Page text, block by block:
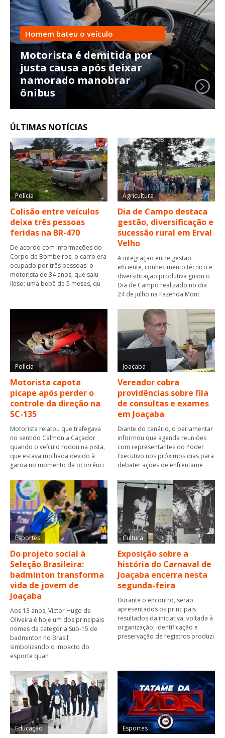
Homem bateu o veículo
Motorista é demitida por
justa causa após deixar
namorado manobrar
ônibus
ÚLTIMAS NOTÍCIAS
Polícia
Colisão entre veículos
deixa três pessoas
feridas na BR-470
De acordo com informações do
Corpo de Bombeiros, o carro era
ocupado por três pessoas: o
motorista de 34 anos, que saiu
ileso; uma bebê de 5 meses, qu
Agricultura
Dia de Campo destaca
gestão, diversificação e
sucessão rural em Erval
Velho
A integração entre gestão
eficiente, conhecimento técnico e
diversificação produtiva guiou o
Dia de Campo realizado no dia
24 de julho na Fazenda Mont
Polícia
Motorista capota
picape após perder o
controle da direção na
SC-135
Motorista relatou que trafegava
no sentido Calmon a Caçador
quando o veículo rodou na pista,
que estava molhada devido à
garoa no momento da ocorrênci
Joaçaba
Vereador cobra
providências sobre fila
de consultas e exames
em Joaçaba
Diante do cenário, o parlamentar
informou que agenda reuniões
com representantes do Poder
Executivo nos próximos dias para
debater ações de enfrentame
Esportes
Do projeto social à
Seleção Brasileira:
badminton transforma
vida de jovem de
Joaçaba
Aos 13 anos, Victor Hugo de
Oliveira é hoje um dos principais
nomes da categoria Sub-15 de
badminton no Brasil,
simbolizando o impacto do
esporte quan
Cultura
Exposição sobre a
história do Carnaval de
Joaçaba encerra nesta
segunda-feira
Durante o encontro, serão
apresentados os principais
resultados da iniciativa, voltada à
organização, identificação e
preservação de registros produzi
Educação Esportes